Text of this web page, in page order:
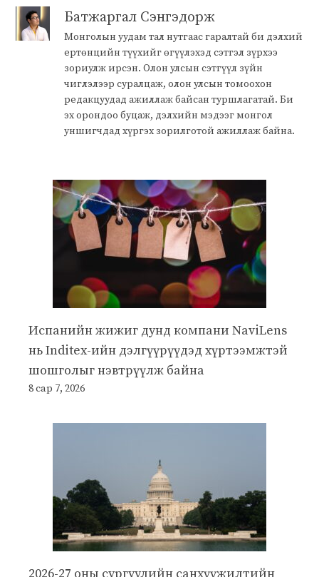
Батжаргал Сэнгэдорж
Монголын уудам тал нутгаас гаралтай би дэлхий
ертөнцийн түүхийг өгүүлэхэд сэтгэл зүрхээ
зориулж ирсэн. Олон улсын сэтгүүл зүйн
чиглэлээр суралцаж, олон улсын томоохон
редакцуудад ажиллаж байсан туршлагатай. Би
эх орондоо буцаж, дэлхийн мэдээг монгол
уншигчдад хүргэх зорилготой ажиллаж байна.
Испанийн жижиг дунд компани NaviLens
нь Inditex-ийн дэлгүүрүүдэд хүртээмжтэй
шошголыг нэвтрүүлж байна
8 сар 7, 2026
2026-27 оны сургуулийн санхүүжилтийн